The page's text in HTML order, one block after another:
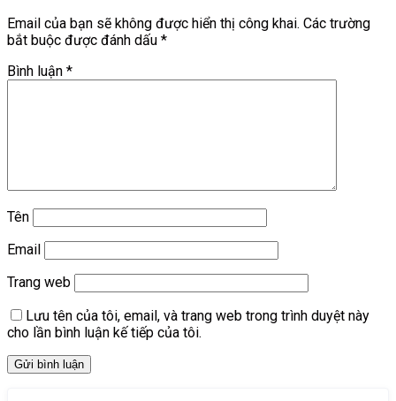
Email của bạn sẽ không được hiển thị công khai. Các trường
bắt buộc được đánh dấu *
Bình luận *
Tên
Email
Trang web
Lưu tên của tôi, email, và trang web trong trình duyệt này
cho lần bình luận kế tiếp của tôi.